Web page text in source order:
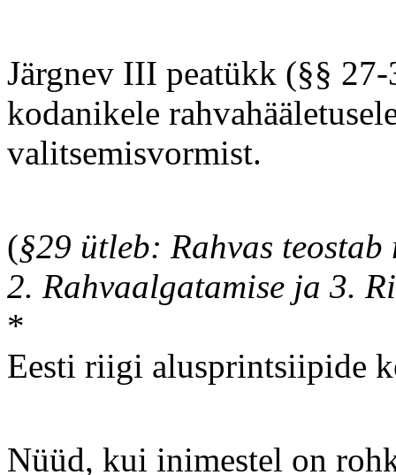
Järgnev III peatükk (§§
kodanikele
valitsemisvormist.
(§29 ütleb: Rahvas
2. Rahvaalgatamise ja 3.
*
Eesti riigi alusprintsiipide
Nüüd, kui inimestel on